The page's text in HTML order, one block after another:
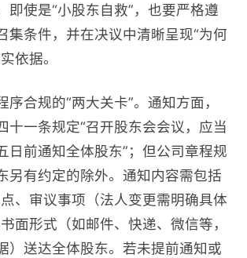
使是“小股东自救”，也要严格遵
集条件，并在决议中清晰呈现“为何
依据。
序合规的“两大关卡”。通知方面，
十一条规定“召开股东会会议，应当
日前通知全体股东”；但公司章程规
另有约定的除外。通知内容需包括
、审议事项（法人变更需明确具体
面形式（如邮件、快递、微信等，
）送达全体股东。若未提前通知或